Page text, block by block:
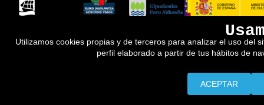
Utilizamos cookies propias y de terceros para analizar el uso del
perfil elaborado a partir de tus hábitos de
ACEPTAR